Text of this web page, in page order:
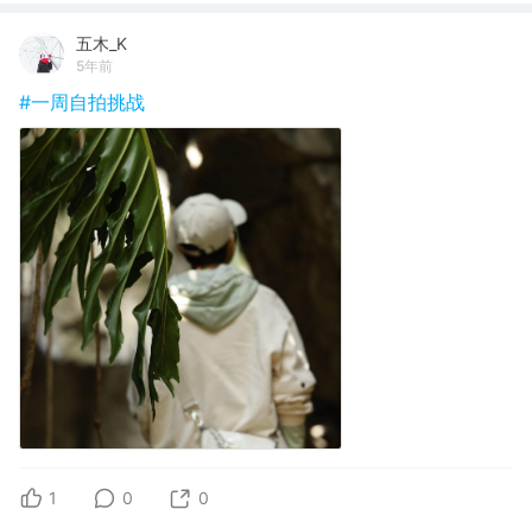
五木_K
5年前
#一周自拍挑战
1 0 0